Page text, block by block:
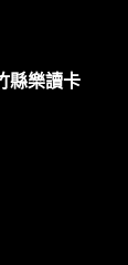
縣樂讀卡